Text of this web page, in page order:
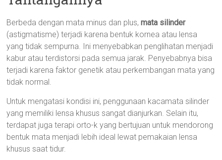
Berbeda dengan mata minus dan plus,mata silinder
(astigmatisme) terjadi karena bentuk kornea atau lensa
yang tidak sempurna. Ini menyebabkan penglihatan menjadi
kabur atau terdistorsi pada semua jarak. Penyebabnya bisa
terjadi karena faktor genetik atau perkembangan mata yang
tidak normal.
Untuk mengatasi kondisi ini, penggunaan kacamata silinder
yang memiliki lensa khusus sangat dianjurkan. Selain itu,
terdapat juga terapi orto-k yang bertujuan untuk mendorong
bentuk mata menjadi lebih ideal lewat pemakaian lensa
khusus saat tidur.